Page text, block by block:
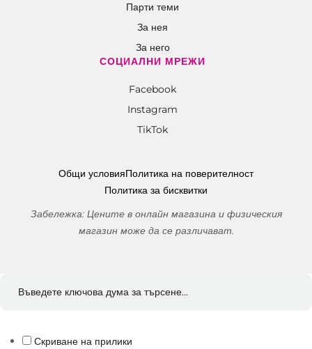
Парти теми
За нея
За него
СОЦИАЛНИ МРЕЖИ
Facebook
Instagram
TikTok
Общи условияПолитика на поверителност
Политика за бисквитки
Забележка: Цените в онлайн магазина и физическия
магазин може да се различават.
Скриване на прилики